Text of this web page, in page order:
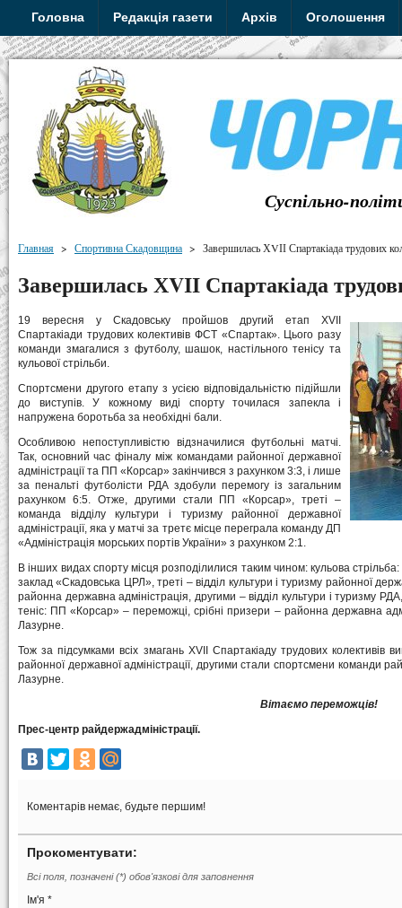
Головна Редакція газети Архів Оголошення
Суспільно-
Главная > Спортивна Скадовщина > Завершилась ХVІІ Спартакіада трудових
Завершилась ХVІІ Спартакіада
19 вересня у Скадовську пройшов другий етап ХVІІ
Спартакіади трудових колективів ФСТ «Спартак». Цього разу
команди змагалися з футболу, шашок, настільного тенісу та
кульової стрільби.
Спортсмени другого етапу з усією відповідальністю підійшли
до виступів. У кожному виді спорту точилася запекла і
напружена боротьба за необхідні бали.
Особливою непоступливістю відзначилися футбольні матчі.
Так, основний час фіналу між командами районної державної
адміністрації та ПП «Корсар» закінчився з рахунком 3:3, і лише
за пенальті футболісти РДА здобули перемогу із загальним
рахунком 6:5. Отже, другими стали ПП «Корсар», треті –
команда відділу культури і туризму районної державної
адміністрації, яка у матчі за третє місце переграла команду ДП
«Адміністрація морських портів України» з рахунком 2:1.
В інших видах спорту місця розподілилися таким чином: кульова
заклад «Скадовська ЦРЛ», треті – відділ культури і туризму районної
районна державна адміністрація, другими – відділ культури і туризму
теніс: ПП «Корсар» – переможці, срібні призери – районна державна
Лазурне.
Тож за підсумками всіх змагань ХVІІ Спартакіаду трудових колективів
районної державної адміністрації, другими стали спортсмени команди
Лазурне.
Вітаємо переможців!
Прес-центр райдержадміністрації.
Коментарів немає, будьте першим!
Прокоментувати:
Всі поля, позначені (*) обов'язкові для заповнення
Ім'я *